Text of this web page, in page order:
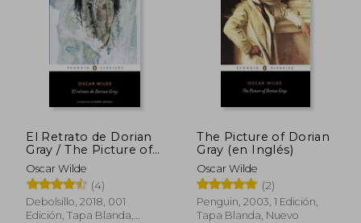
45%
dcto.
45%
dcto.
El Retrato de Dorian
Gray / The Picture of
Dorian Grey
Oscar Wilde
(4)
Debolsillo, 2018, 001
Edición, Tapa Blanda,
The Picture of Dorian
Gray (en Inglés)
Oscar Wilde
(2)
Penguin, 2003, 1 Edición,
Tapa Blanda, Nuevo